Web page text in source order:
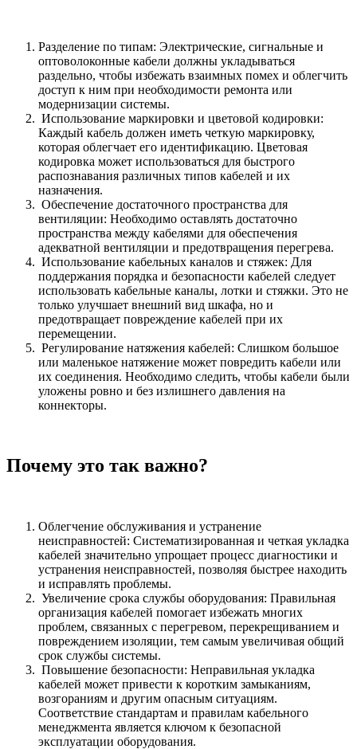
Разделение по типам: Электрические, сигнальные и
оптоволоконные кабели должны укладываться
раздельно, чтобы избежать взаимных помех и облегчить
доступ к ним при необходимости ремонта или
модернизации системы.
Использование маркировки и цветовой кодировки:
Каждый кабель должен иметь четкую маркировку,
которая облегчает его идентификацию. Цветовая
кодировка может использоваться для быстрого
распознавания различных типов кабелей и их
назначения.
Обеспечение достаточного пространства для
вентиляции: Необходимо оставлять достаточно
пространства между кабелями для обеспечения
адекватной вентиляции и предотвращения перегрева.
Использование кабельных каналов и стяжек: Для
поддержания порядка и безопасности кабелей следует
использовать кабельные каналы, лотки и стяжки. Это не
только улучшает внешний вид шкафа, но и
предотвращает повреждение кабелей при их
перемещении.
Регулирование натяжения кабелей: Слишком большое
или маленькое натяжение может повредить кабели или
их соединения. Необходимо следить, чтобы кабели были
уложены ровно и без излишнего давления на
коннекторы.
Почему это так важно?
Облегчение обслуживания и устранение
неисправностей: Систематизированная и четкая укладка
кабелей значительно упрощает процесс диагностики и
устранения неисправностей, позволяя быстрее находить
и исправлять проблемы.
Увеличение срока службы оборудования: Правильная
организация кабелей помогает избежать многих
проблем, связанных с перегревом, перекрещиванием и
повреждением изоляции, тем самым увеличивая общий
срок службы системы.
Повышение безопасности: Неправильная укладка
кабелей может привести к коротким замыканиям,
возгораниям и другим опасным ситуациям.
Соответствие стандартам и правилам кабельного
менеджмента является ключом к безопасной
эксплуатации оборудования.